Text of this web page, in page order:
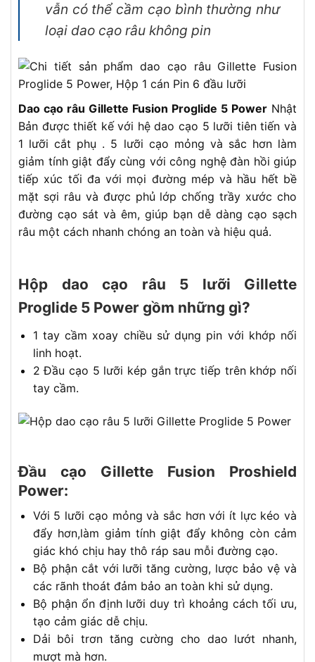
vẫn có thể cầm cạo bình thường như
loại dao cạo râu không pin
Dao cạo râu Gillette Fusion Proglide 5 Power Nhật
Bản được thiết kế với hệ dao cạo 5 lưỡi tiên tiến và
1 lưỡi cắt phụ . 5 lưỡi cạo mỏng và sắc hơn làm
giảm tính giật đẩy cùng với công nghệ đàn hồi giúp
tiếp xúc tối đa với mọi đường mép và hầu hết bề
mặt sợi râu và được phủ lớp chống trầy xước cho
đường cạo sát và êm, giúp bạn dễ dàng cạo sạch
râu một cách nhanh chóng an toàn và hiệu quả.
Hộp dao cạo râu 5 lưỡi Gillette
Proglide 5 Power gồm những gì?
1 tay cầm xoay chiều sử dụng pin với khớp nối
linh hoạt.
2 Đầu cạo 5 lưỡi kép gắn trực tiếp trên khớp nối
tay cầm.
Đầu cạo Gillette Fusion Proshield
Power:
Với 5 lưỡi cạo mỏng và sắc hơn với ít lực kéo và
đẩy hơn,làm giảm tính giật đẩy không còn cảm
giác khó chịu hay thô ráp sau mỗi đường cạo.
Bộ phận cắt với lưỡi tăng cường, lược bảo vệ và
các rãnh thoát đảm bảo an toàn khi sử dụng.
Bộ phận ổn định lưỡi duy trì khoảng cách tối ưu,
tạo cảm giác dễ chịu.
Dải bôi trơn tăng cường cho dao lướt nhanh,
mượt mà hơn.